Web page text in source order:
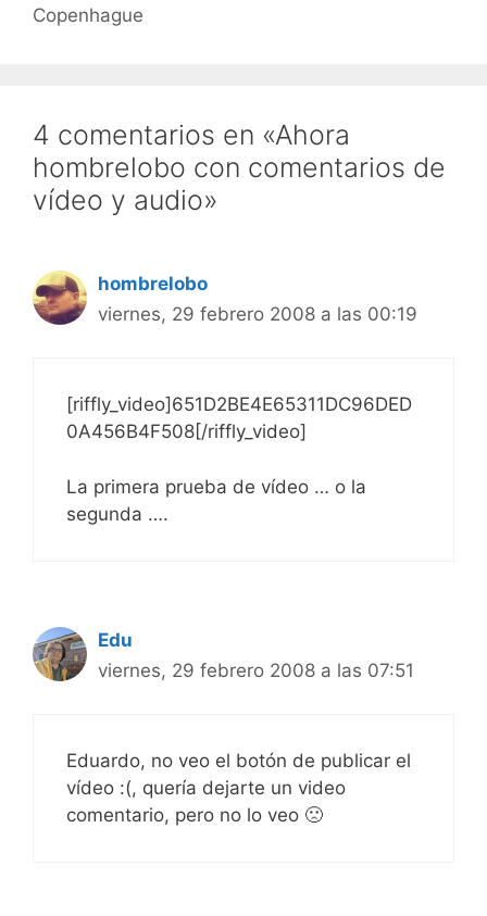
Copenhague
4 comentarios en «Ahora
hombrelobo con comentarios de
vídeo y audio»
hombrelobo
viernes, 29 febrero 2008 a las 00:19
[riffly_video]651D2BE4E65311DC96DED
0A456B4F508[/riffly_video]
La primera prueba de vídeo … o la
segunda ….
Edu
viernes, 29 febrero 2008 a las 07:51
Eduardo, no veo el botón de publicar el
vídeo :(, quería dejarte un video
comentario, pero no lo veo 🙁